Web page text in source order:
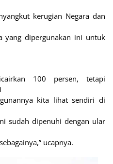
kerugian Negara dan
yang dipergunakan ini untuk
100 persen, tetapi
kita lihat sendiri di
sudah dipenuhi dengan ular
ucapnya.